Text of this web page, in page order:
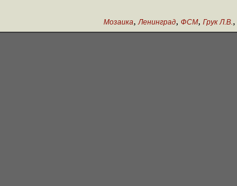
Мозаика, Ленинград, ФСМ, Грук Л.В.,